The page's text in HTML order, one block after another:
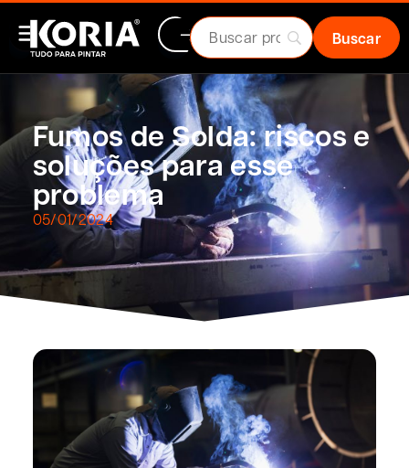
Fumos de Solda: riscos e
soluções para esse
problema
05/01/2024